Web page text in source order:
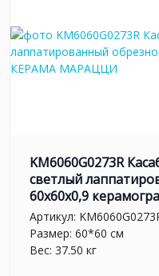
KM6060G0273R
светлый
60x60x0,9
Артикул:
Размер: 60*60 см
Вес: 37.50 кг